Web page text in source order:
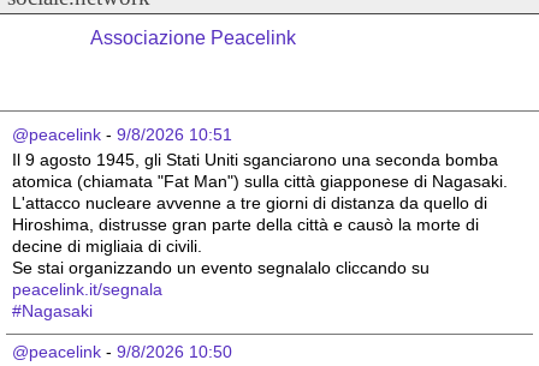
Associazione Peacelink
@peacelink - 9/8/2026 10:51
Il 9 agosto 1945, gli Stati Uniti sganciarono una seconda bomba
atomica (chiamata "Fat Man") sulla città giapponese di Nagasaki.
L'attacco nucleare avvenne a tre giorni di distanza da quello di
Hiroshima, distrusse gran parte della città e causò la morte di
decine di migliaia di civili.
peacelink.it/segnala
#Nagasaki
@peacelink - 9/8/2026 10:50